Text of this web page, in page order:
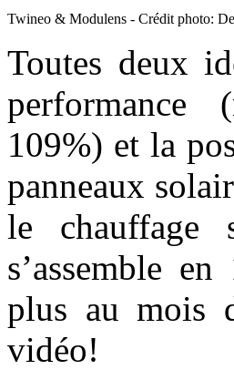
Twineo & Modulens - Crédit photo:
Toutes deux
performance
109%) et la
panneaux
le
s’assemble
plus au mois
vidéo!